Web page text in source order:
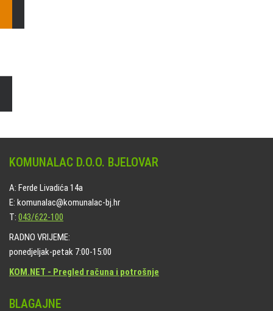
KOMUNALAC D.O.O. BJELOVAR
A: Ferde Livadića 14a
E: komunalac@komunalac-bj.hr
T: 043/622-100
RADNO VRIJEME:
ponedjeljak-petak 7:00-15:00
KOM.NET - Pregled računa i potrošnje
BLAGAJNE